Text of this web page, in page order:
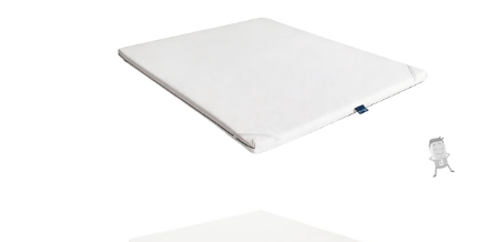
la funda interior del núcleo que permiten
desarmar el topper y lavar las telas.
– Tratamiento en la funda que evita la
proliferación de ácaros, bacterias y hongos.
– Bandas elásticas en la parte inferior que
permiten inmovilizar el topper.